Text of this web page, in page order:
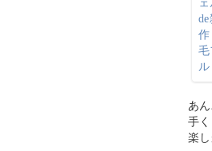
あ
手
楽